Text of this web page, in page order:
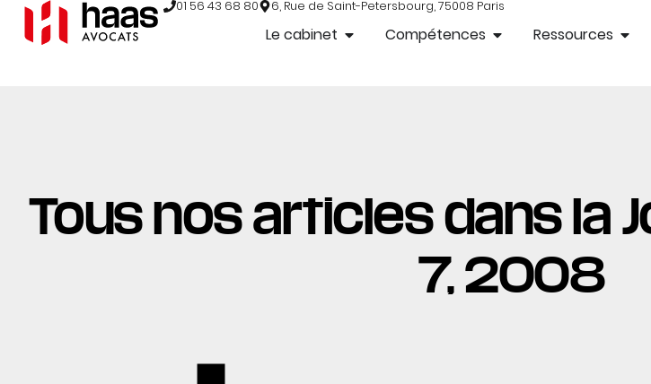
01 56 43 68 80 6, Rue de Saint-Petersbourg, 75008 Paris
Le cabinet Compétences Ressources
Tous nos articles dans la
7, 2008